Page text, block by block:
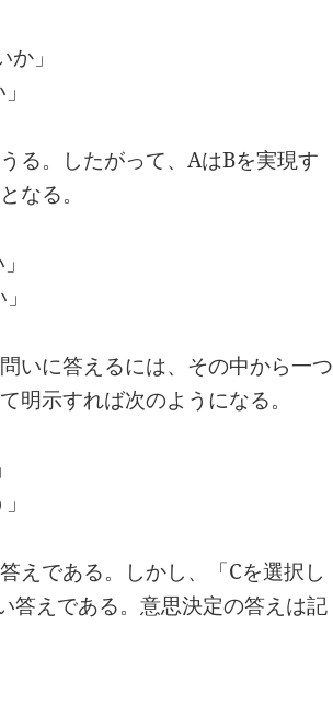
」
る。したがって、AはBを実現す
なる。
いに答えるには、その中から一つ
明示すれば次のようになる。
えである。しかし、「Cを選択し
答えである。意思決定の答えは記